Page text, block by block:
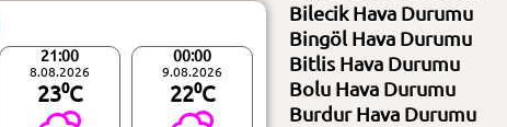
21:00
8.08.2026
23⁰C
00:00
9.08.2026
22⁰C
03:00
9.08.2026
22⁰C
9.08.2026
22⁰C
Bilecik Hava Durumu
Bingöl Hava Durumu
Bitlis Hava Durumu
Bolu Hava Durumu
Burdur Hava Durumu